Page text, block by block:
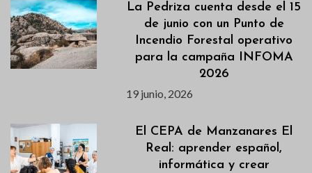
La Pedriza cuenta desde el 15
de junio con un Punto de
Incendio Forestal operativo
para la campaña INFOMA
2026
19 junio, 2026
El CEPA de Manzanares El
Real: aprender español,
informática y crear